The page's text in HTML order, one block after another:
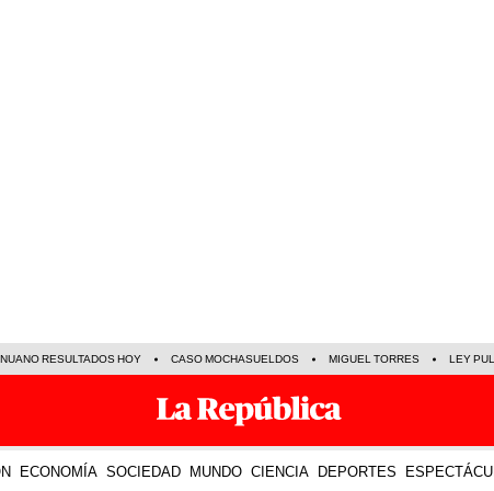
SOCIEDAD MUNDO CIENCIA DEPORTES
TE